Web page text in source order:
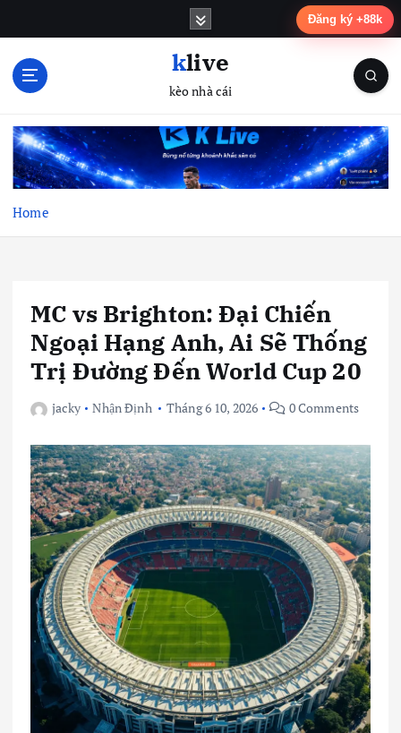
n
klive
kèo nhà cái
Home
MC vs Brighton: Đại Chiến
Ngoại Hạng Anh, Ai Sẽ Thống
Trị Đường Đến World Cup 20
jacky Nhận Định Tháng 6 10, 2026 0 Comments
Đăng ký +88k